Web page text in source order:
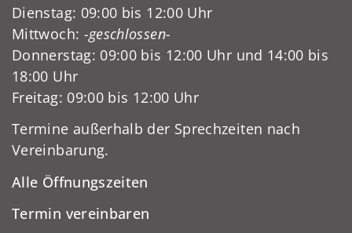
Dienstag: 09:00 bis 12:00 Uhr
Mittwoch: -geschlossen-
Donnerstag: 09:00 bis 12:00 Uhr und 14:00 bis
18:00 Uhr
Freitag: 09:00 bis 12:00 Uhr
Termine außerhalb der Sprechzeiten nach
Vereinbarung.
Alle Öffnungszeiten
Termin vereinbaren